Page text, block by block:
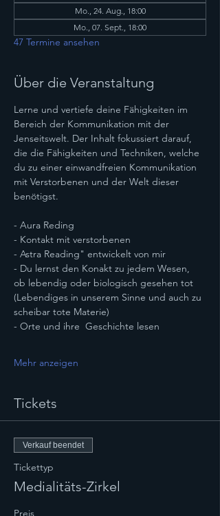
Mo., 24. Aug., 18:00
Mo., 07. Sept., 18:00
47 Termine ansehen
Über die Veranstaltung
Lerne und vertiefe deine Fähigkeiten im
Bereich der Kommunikation mit der
Jenseitswelt. Der Inhalt fokussiert darauf,
die die Fähigkeiten und Techniken, welche
du zu einer einwandfreien Kommunikation
mit Verstorbenen und der Welt dieser
benötigst.
- Aura Reding
- Kontakt mit verstorbenen
- Astra Reading" entwickelt von mir
- Du lernst den Konakt zu jedem Wesen,
ob lebendig oder biologisch gesehen tot
(Lebendiges in unserem Sinne und auch zu
scheibar tote Materie)
- Orte und ihre  Geschichte lesen
Mehr anzeigen
Tickets
Verkauf beendet
Tickettyp
Medialitäts-Zirkel
Preis